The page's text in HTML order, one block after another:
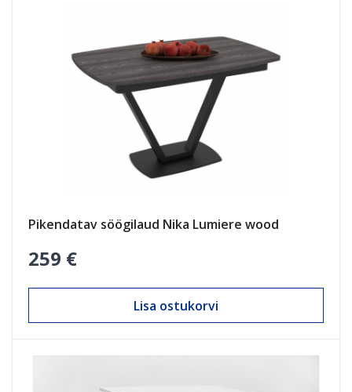
Pikendatav söögilaud Nika Lumiere wood
259 €
Lisa ostukorvi